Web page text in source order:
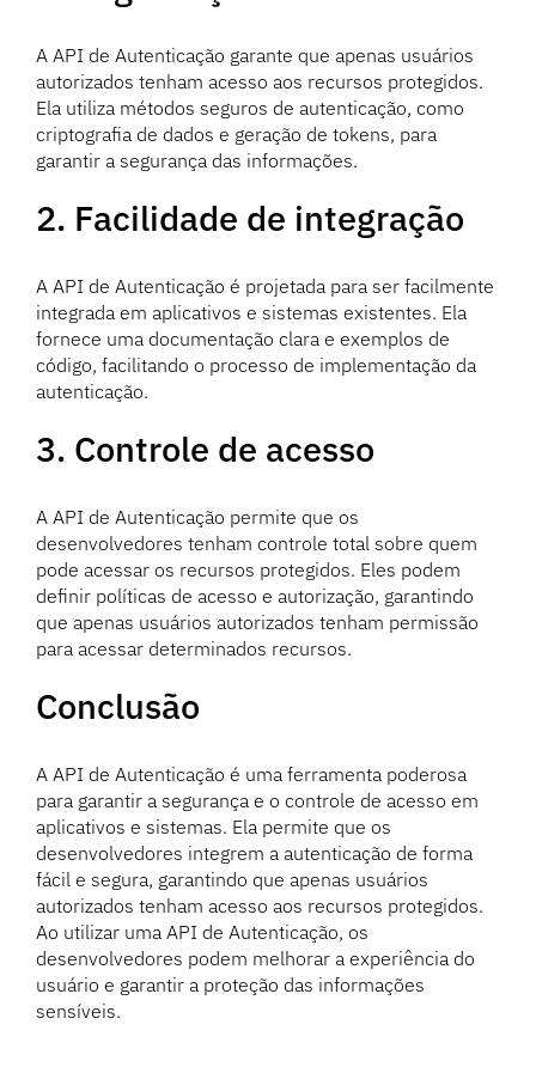
A API de Autenticação garante que apenas usuários
autorizados tenham acesso aos recursos protegidos.
Ela utiliza métodos seguros de autenticação, como
criptografia de dados e geração de tokens, para
garantir a segurança das informações.
2. Facilidade de integração
A API de Autenticação é projetada para ser facilmente
integrada em aplicativos e sistemas existentes. Ela
fornece uma documentação clara e exemplos de
código, facilitando o processo de implementação da
autenticação.
3. Controle de acesso
A API de Autenticação permite que os
desenvolvedores tenham controle total sobre quem
pode acessar os recursos protegidos. Eles podem
definir políticas de acesso e autorização, garantindo
que apenas usuários autorizados tenham permissão
para acessar determinados recursos.
Conclusão
A API de Autenticação é uma ferramenta poderosa
para garantir a segurança e o controle de acesso em
aplicativos e sistemas. Ela permite que os
desenvolvedores integrem a autenticação de forma
fácil e segura, garantindo que apenas usuários
autorizados tenham acesso aos recursos protegidos.
Ao utilizar uma API de Autenticação, os
desenvolvedores podem melhorar a experiência do
usuário e garantir a proteção das informações
sensíveis.